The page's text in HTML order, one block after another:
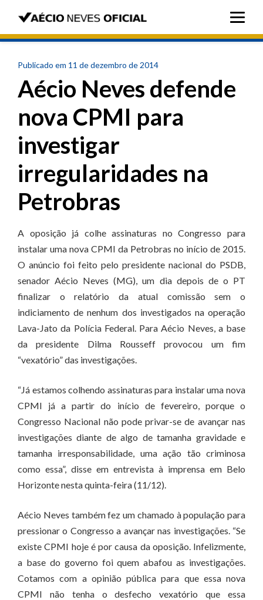
Publicado em 11 de dezembro de 2014
Aécio Neves defende
nova CPMI para
investigar
irregularidades na
Petrobras
A oposição já colhe assinaturas no Congresso para
instalar uma nova CPMI da Petrobras no início de 2015.
O anúncio foi feito pelo presidente nacional do PSDB,
senador Aécio Neves (MG), um dia depois de o PT
finalizar o relatório da atual comissão sem o
indiciamento de nenhum dos investigados na operação
Lava-Jato da Polícia Federal. Para Aécio Neves, a base
da presidente Dilma Rousseff provocou um fim
“vexatório” das investigações.
“Já estamos colhendo assinaturas para instalar uma nova
CPMI já a partir do início de fevereiro, porque o
Congresso Nacional não pode privar-se de avançar nas
investigações diante de algo de tamanha gravidade e
tamanha irresponsabilidade, uma ação tão criminosa
como essa”, disse em entrevista à imprensa em Belo
Horizonte nesta quinta-feira (11/12).
Aécio Neves também fez um chamado à população para
pressionar o Congresso a avançar nas investigações. “Se
existe CPMI hoje é por causa da oposição. Infelizmente,
a base do governo foi quem abafou as investigações.
Cotamos com a opinião pública para que essa nova
CPMI não tenha o desfecho vexatório que essa